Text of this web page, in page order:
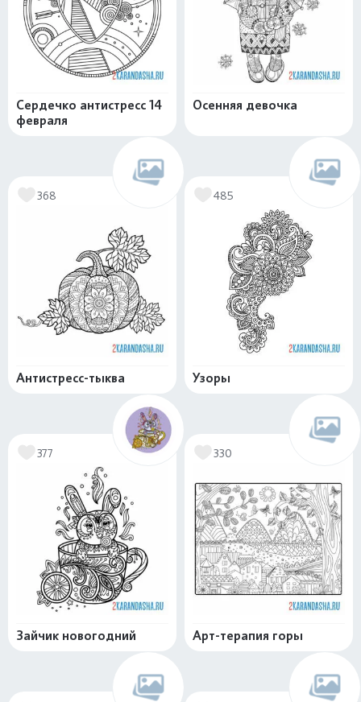
Сердечко антистресс 14
февраля
Осенняя девочка
368
Антистресс-тыква
485
Узоры
377
Зайчик новогодний
330
Арт-терапия горы